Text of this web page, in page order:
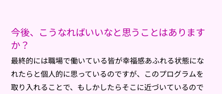
今後、こうなればいいなと思うことはあります
か？
最終的には職場で働いている皆が幸福感あふれる状態にな
れたらと個人的に思っているのですが、このプログラムを
取り入れることで、もしかしたらそこに近づいているので